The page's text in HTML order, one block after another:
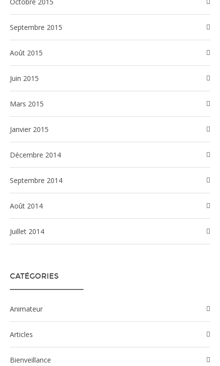
septembre 2015
août 2015
juin 2015
mars 2015
janvier 2015
décembre 2014
septembre 2014
août 2014
juillet 2014
CATÉGORIES
Animateur
Articles
Bienveillance